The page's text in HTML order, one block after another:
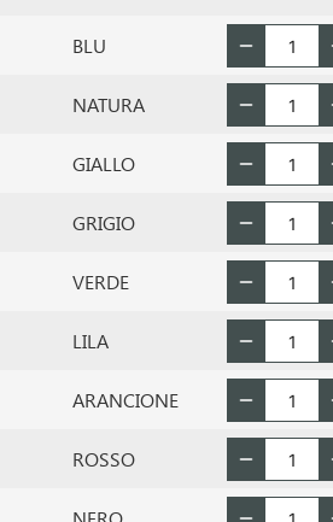
BLU
NATURA
GIALLO
GRIGIO
VERDE
LILA
ARANCIONE
ROSSO